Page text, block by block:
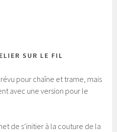
SUR LE FIL
pour chaîne et trame, mais
avec une version pour le
de s’initier à la couture de la